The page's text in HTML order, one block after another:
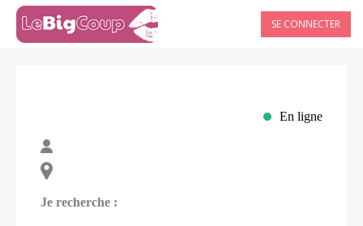
SE CONNECTER
En ligne
Je recherche :